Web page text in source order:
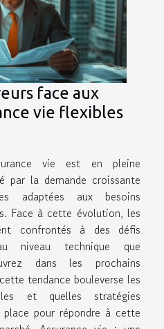
face aux
vie flexibles
vie est en pleine
par la demande croissante
adaptées aux besoins
Face à cette évolution, les
confrontés à des défis
niveau technique que
dans les prochains
tendance bouleverse les
et quelles stratégies
pour répondre à cette